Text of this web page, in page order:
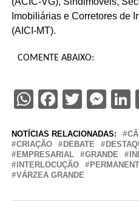
Imobiliárias e Corretores de
(AICI-MT).
COMENTE ABAIXO:
WhatsApp
Facebook
NOTÍCIAS RELACIONADAS:
CRIAÇÃO
DEBATE
EMPRESARIAL
GRANDE
INTERLOCUÇÃO
VÁRZEA GRANDE